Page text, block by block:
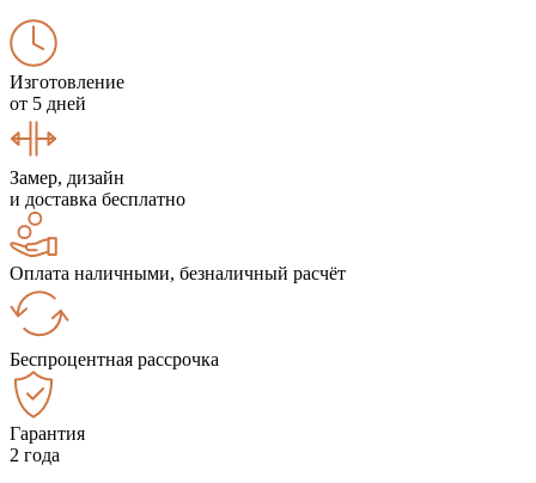
Изготовление
от 5 дней
Замер, дизайн
и доставка бесплатно
Оплата наличными, безналичный расчёт
Беспроцентная рассрочка
Гарантия
2 года